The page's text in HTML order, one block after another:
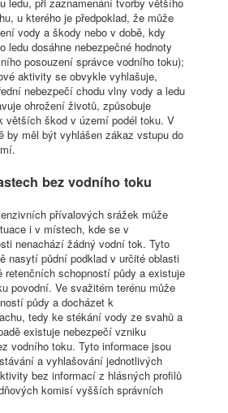
u kterého je předpoklad, že může
vody a škody nebo v době, kdy
ledu dosáhne nebezpečné hodnoty
posouzení správce vodního toku);
aktivity se obvykle vyhlašuje,
nebezpečí chodu vlny vody a ledu
ohrožení životů, způsobuje
větších škod v území podél toku. V
by měl být vyhlášen zákaz vstupu do
bez vodního toku
přívalových srážek může
i v místech, kde se v
nenachází žádný vodní tok. Tyto
nasytí půdní podklad v určité oblasti
retenčních schopností půdy a existuje
povodní. Ve svažitém terénu může
půdy a docházet k
tedy ke stékání vody ze svahů a
existuje nebezpečí vzniku
vodního toku. Tyto informace jsou
a vyhlašování jednotlivých
bez informací z hlásných profilů
komisí vyšších správních